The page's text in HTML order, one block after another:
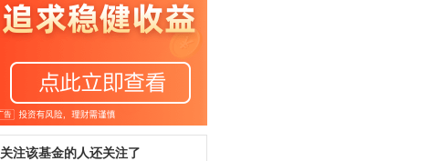
关注该基金的人还关注了